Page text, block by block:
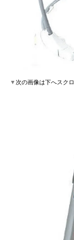
▼次の画像は下へスク